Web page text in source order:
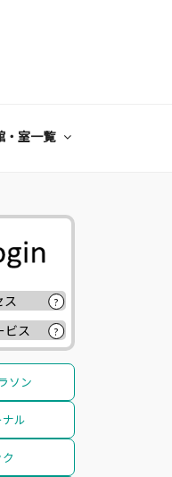
・室一覧
ス ?
ビス ?
ソン
ル